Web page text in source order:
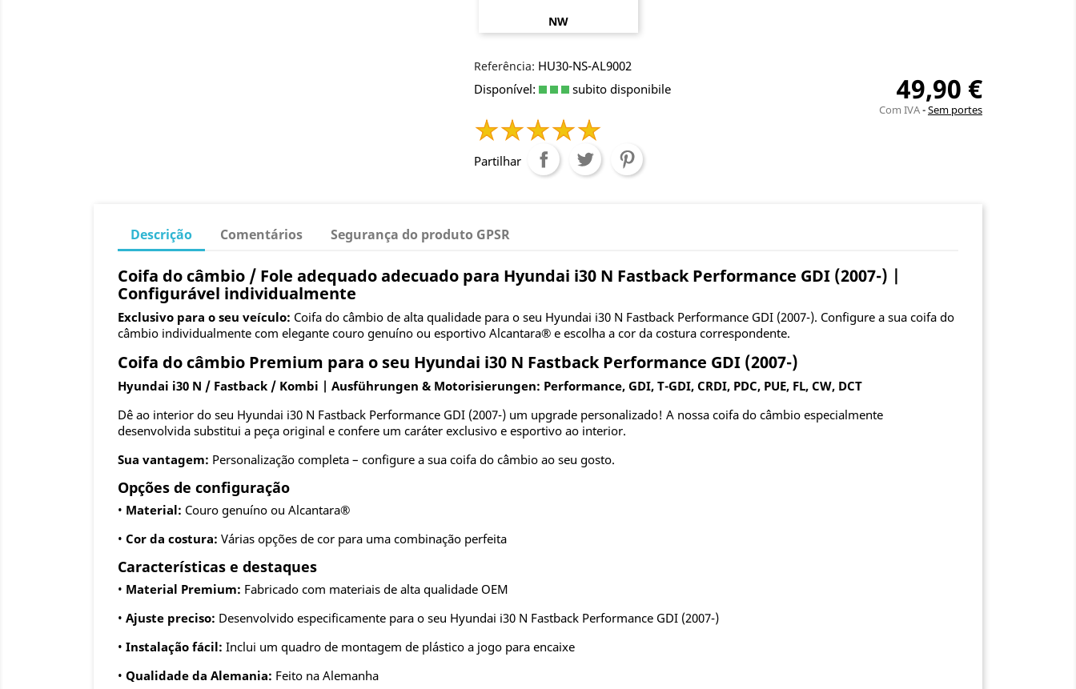
NW
Referência: HU30-NS-AL9002
Disponível:
subito disponibile 49,90 €
Com IVA Sem portes
Partilhar
Descrição Comentários Segurança do produto GPSR
Coifa do câmbio / Fole adequado adecuado para Hyundai i30 N Fastback Performance GDI (2007-) |
Configurável individualmente
Exclusivo para o seu veículo: Coifa do câmbio de alta qualidade para o seu Hyundai i30 N Fastback Performance GDI (2007-). Configure a sua coifa do
câmbio individualmente com elegante couro genuíno ou esportivo Alcantara® e escolha a cor da costura correspondente.
Coifa do câmbio Premium para o seu Hyundai i30 N Fastback Performance GDI (2007-)
Hyundai i30 N / Fastback / Kombi | Ausführungen & Motorisierungen: Performance, GDI, T-GDI, CRDI, PDC, PUE, FL, CW, DCT
Dê ao interior do seu Hyundai i30 N Fastback Performance GDI (2007-) um upgrade personalizado! A nossa coifa do câmbio especialmente
desenvolvida substitui a peça original e confere um caráter exclusivo e esportivo ao interior.
Sua vantagem: Personalização completa – configure a sua coifa do câmbio ao seu gosto.
Opções de configuração
• Material: Couro genuíno ou Alcantara®
• Cor da costura: Várias opções de cor para uma combinação perfeita
Características e destaques
• Material Premium: Fabricado com materiais de alta qualidade OEM
• Ajuste preciso: Desenvolvido especificamente para o seu Hyundai i30 N Fastback Performance GDI (2007-)
• Instalação fácil: Inclui um quadro de montagem de plástico a jogo para encaixe
• Qualidade da Alemania: Feito na Alemanha